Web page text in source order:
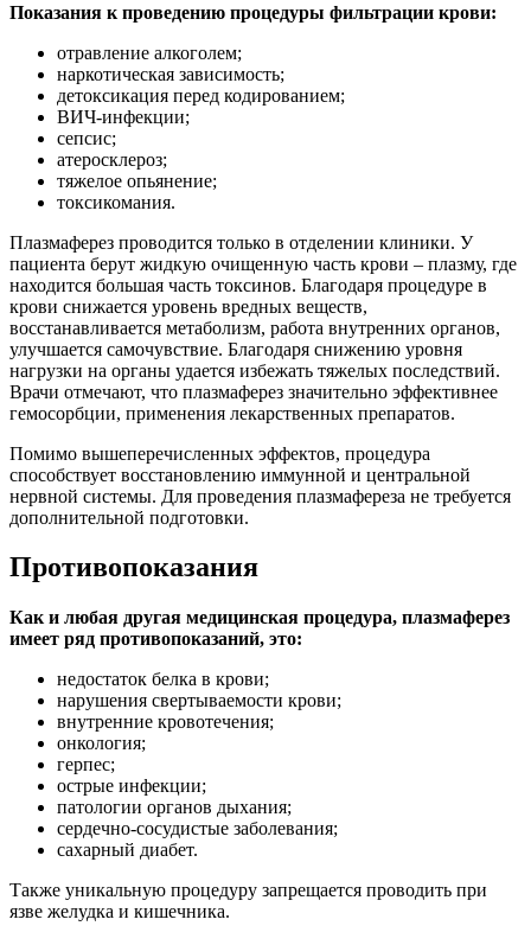
Показания к проведению процедуры фильтрации крови:
отравление алкоголем;
наркотическая зависимость;
детоксикация перед кодированием;
ВИЧ-инфекции;
сепсис;
атеросклероз;
тяжелое опьянение;
токсикомания.
Плазмаферез проводится только в отделении клиники. У
пациента берут жидкую очищенную часть крови – плазму, где
находится большая часть токсинов. Благодаря процедуре в
крови снижается уровень вредных веществ,
восстанавливается метаболизм, работа внутренних органов,
улучшается самочувствие. Благодаря снижению уровня
нагрузки на органы удается избежать тяжелых последствий.
Врачи отмечают, что плазмаферез значительно эффективнее
гемосорбции, применения лекарственных препаратов.
Помимо вышеперечисленных эффектов, процедура
способствует восстановлению иммунной и центральной
нервной системы. Для проведения плазмафереза не требуется
дополнительной подготовки.
Противопоказания
Как и любая другая медицинская процедура, плазмаферез
имеет ряд противопоказаний, это:
недостаток белка в крови;
нарушения свертываемости крови;
внутренние кровотечения;
онкология;
герпес;
острые инфекции;
патологии органов дыхания;
сердечно-сосудистые заболевания;
сахарный диабет.
Также уникальную процедуру запрещается проводить при
язве желудка и кишечника.